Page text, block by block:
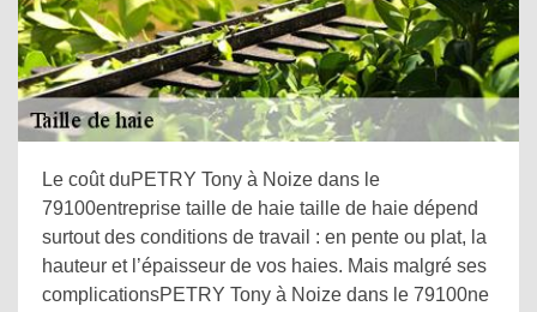
Le coût duPETRY Tony à Noize dans le
79100entreprise taille de haie taille de haie dépend
surtout des conditions de travail : en pente ou plat, la
hauteur et l’épaisseur de vos haies. Mais malgré ses
complicationsPETRY Tony à Noize dans le 79100ne